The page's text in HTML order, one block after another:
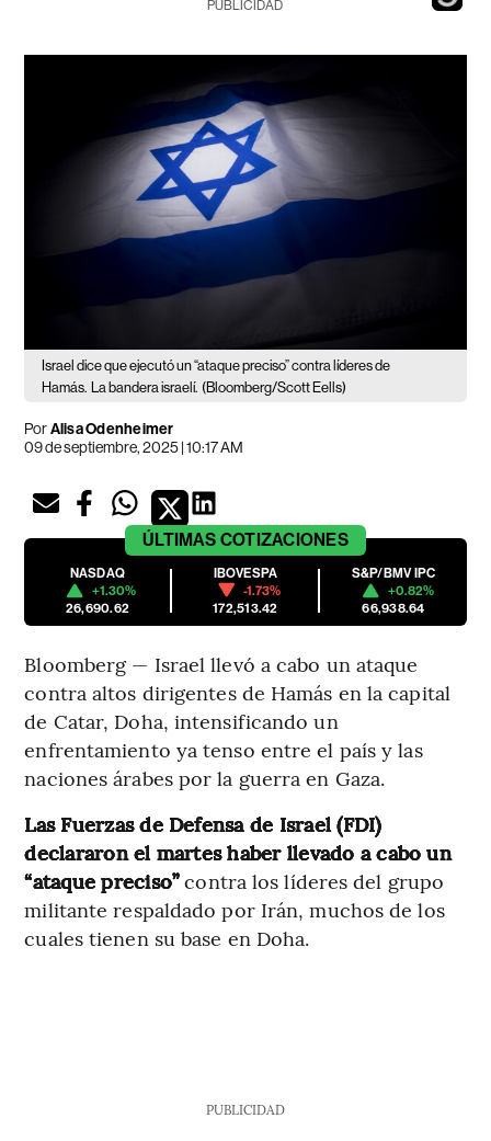
PUBLICIDAD
Israel dice que ejecutó un “ataque preciso” contra líderes de
Hamás.
La bandera israelí. (Bloomberg/Scott Eells)
PorAlisa Odenheimer
09 de septiembre, 2025 | 10:17 AM
ÚLTIMAS COTIZACIONES
NASDAQ
+1.30%
26,690.62
IBOVESPA
-1.73%
172,513.42
S&P/BMV IPC
+0.82%
66,938.64
Bloomberg — Israel llevó a cabo un ataque
contra altos dirigentes de Hamás en la capital
de Catar, Doha, intensificando un
enfrentamiento ya tenso entre el país y las
naciones árabes por la guerra en Gaza.
Las Fuerzas de Defensa de Israel (FDI)
declararon el martes haber llevado a cabo un
“ataque preciso”contra los líderes del grupo
militante respaldado por Irán, muchos de los
cuales tienen su base en Doha.
PUBLICIDAD